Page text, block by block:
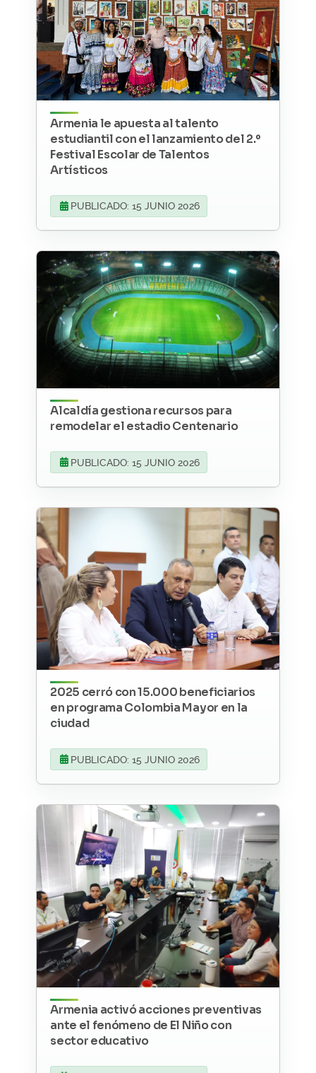
Armenia le apuesta al talento
estudiantil con el lanzamiento del 2.º
Festival Escolar de Talentos
Artísticos
PUBLICADO: 15 JUNIO 2026
Alcaldía gestiona recursos para
remodelar el estadio Centenario
PUBLICADO: 15 JUNIO 2026
2025 cerró con 15.000 beneficiarios
en programa Colombia Mayor en la
ciudad
PUBLICADO: 15 JUNIO 2026
Armenia activó acciones preventivas
ante el fenómeno de El Niño con
sector educativo